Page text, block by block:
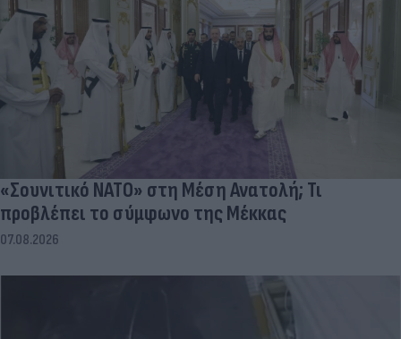
«Σουνιτικό ΝΑΤΟ» στη Μέση Ανατολή; Τι
προβλέπει το σύμφωνο της Μέκκας
07.08.2026